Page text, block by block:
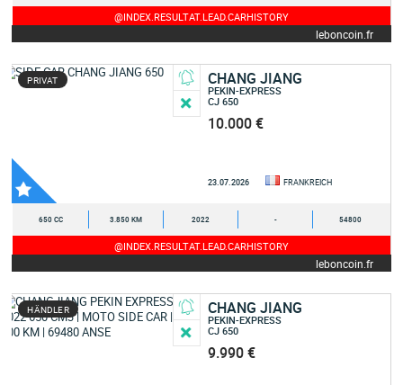
@INDEX.RESULTAT.LEAD.CARHISTORY
leboncoin.fr
PRIVAT CHANG JIANG
PEKIN-EXPRESS
CJ 650
10.000 €
23.07.2026 FRANKREICH
650 CC 3.850 KM 2022 - 54800
@INDEX.RESULTAT.LEAD.CARHISTORY
leboncoin.fr
HÄNDLER CHANG JIANG
PEKIN-EXPRESS
CJ 650
9.990 €